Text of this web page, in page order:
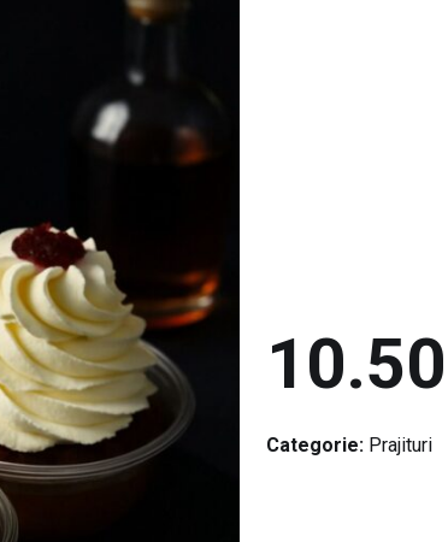
10.50
Categorie: Prajituri